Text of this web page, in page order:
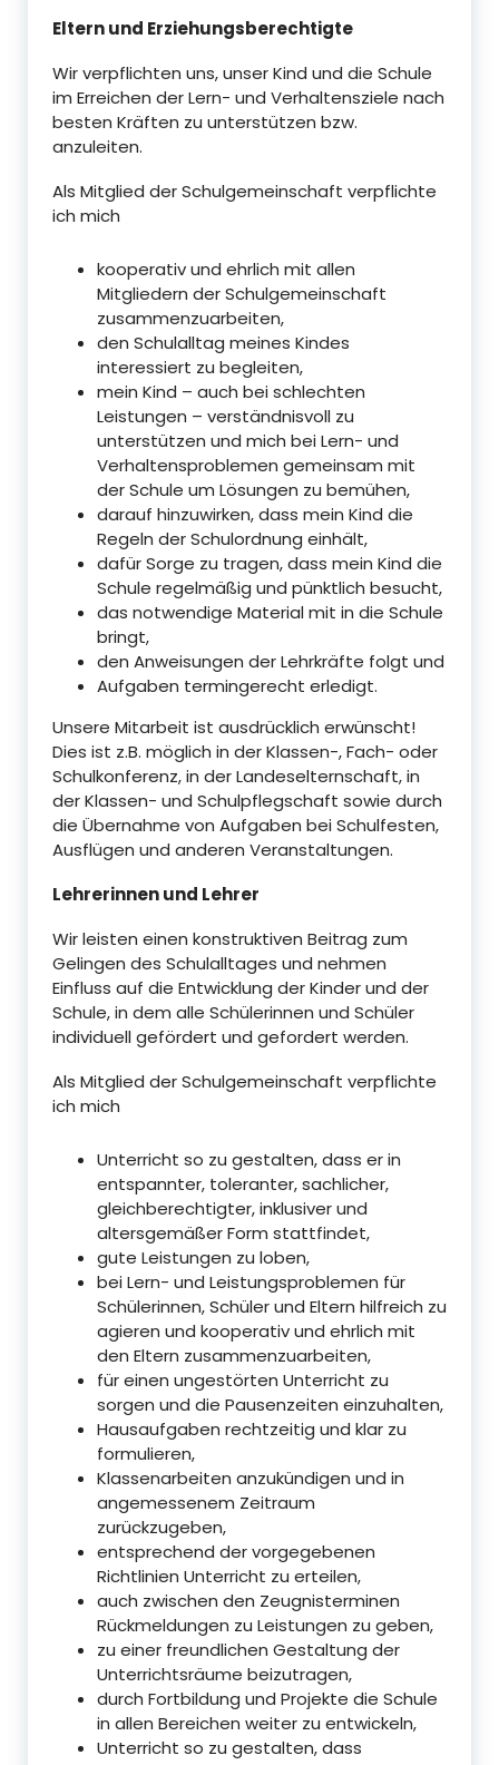
Eltern und Erziehungsberechtigte
Wir verpflichten uns, unser Kind und die Schule
im Erreichen der Lern- und Verhaltensziele nach
besten Kräften zu unterstützen bzw.
anzuleiten.
Als Mitglied der Schulgemeinschaft verpflichte
ich mich
kooperativ und ehrlich mit allen
Mitgliedern der Schulgemeinschaft
zusammenzuarbeiten,
den Schulalltag meines Kindes
interessiert zu begleiten,
mein Kind – auch bei schlechten
Leistungen – verständnisvoll zu
unterstützen und mich bei Lern- und
Verhaltensproblemen gemeinsam mit
der Schule um Lösungen zu bemühen,
darauf hinzuwirken, dass mein Kind die
Regeln der Schulordnung einhält,
dafür Sorge zu tragen, dass mein Kind die
Schule regelmäßig und pünktlich besucht,
das notwendige Material mit in die Schule
bringt,
den Anweisungen der Lehrkräfte folgt und
Aufgaben termingerecht erledigt.
Unsere Mitarbeit ist ausdrücklich erwünscht!
Dies ist z.B. möglich in der Klassen-, Fach- oder
Schulkonferenz, in der Landeselternschaft, in
der Klassen- und Schulpflegschaft sowie durch
die Übernahme von Aufgaben bei Schulfesten,
Ausflügen und anderen Veranstaltungen.
Lehrerinnen und Lehrer
Wir leisten einen konstruktiven Beitrag zum
Gelingen des Schulalltages und nehmen
Einfluss auf die Entwicklung der Kinder und der
Schule, in dem alle Schülerinnen und Schüler
individuell gefördert und gefordert werden.
Als Mitglied der Schulgemeinschaft verpflichte
ich mich
Unterricht so zu gestalten, dass er in
entspannter, toleranter, sachlicher,
gleichberechtigter, inklusiver und
altersgemäßer Form stattfindet,
gute Leistungen zu loben,
bei Lern- und Leistungsproblemen für
Schülerinnen, Schüler und Eltern hilfreich zu
agieren und kooperativ und ehrlich mit
den Eltern zusammenzuarbeiten,
für einen ungestörten Unterricht zu
sorgen und die Pausenzeiten einzuhalten,
Hausaufgaben rechtzeitig und klar zu
formulieren,
Klassenarbeiten anzukündigen und in
angemessenem Zeitraum
zurückzugeben,
entsprechend der vorgegebenen
Richtlinien Unterricht zu erteilen,
auch zwischen den Zeugnisterminen
Rückmeldungen zu Leistungen zu geben,
zu einer freundlichen Gestaltung der
Unterrichtsräume beizutragen,
durch Fortbildung und Projekte die Schule
in allen Bereichen weiter zu entwickeln,
Unterricht so zu gestalten, dass